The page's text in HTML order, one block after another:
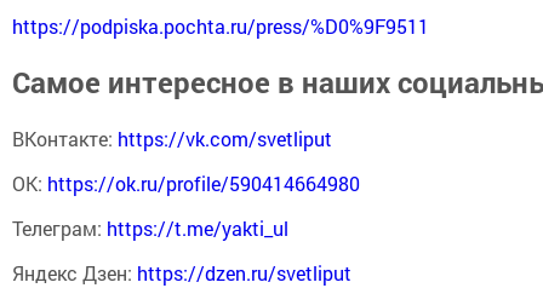
https://podpiska.pochta.ru/press/%D0%9F9511
Самое интересное в наших
ВКонтакте: https://vk.com/svetliput
ОК: https://ok.ru/profile/590414664980
Телеграм: https://t.me/yakti_ul
Яндекс Дзен: https://dzen.ru/svetliput